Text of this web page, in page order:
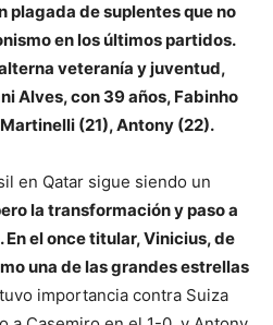
plagada de suplentes que no
en los últimos partidos.
veteranía y juventud,
Alves, con 39 años, Fabinho
(21), Antony (22).
en Qatar sigue siendo un
la transformación y paso a
el once titular, Vinicius, de
una de las grandes estrellas
importancia contra Suiza